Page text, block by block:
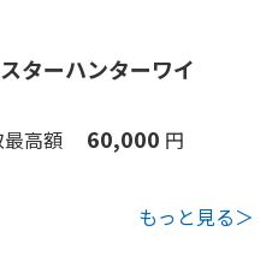
ターハンターワイ
最高額 60,000 円
もっと見る＞